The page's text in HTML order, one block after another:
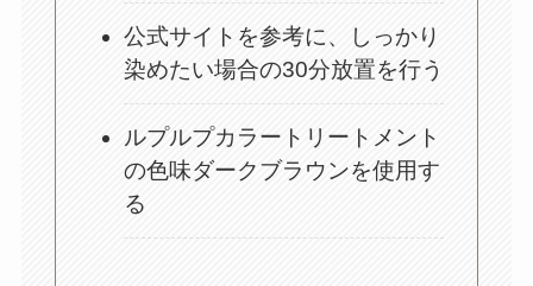
公式サイトを参考に、しっかり
染めたい場合の30分放置を行う
ルプルプカラートリートメント
の色味ダークブラウンを使用す
る